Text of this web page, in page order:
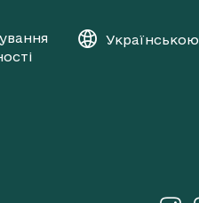
Українською